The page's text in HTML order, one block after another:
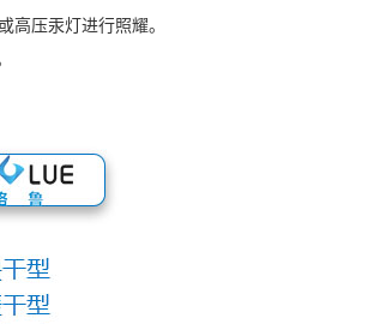
高压汞灯进行照耀。